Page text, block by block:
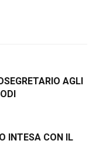
AGLI
INTESA CON IL